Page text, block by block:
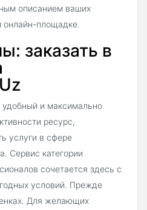
описанием ваших
онлайн-площадке.
заказать в
и максимально
ресурс,
услуги в сфере
Сервис категории
сочетается здесь с
условий. Прежде
Для желающих